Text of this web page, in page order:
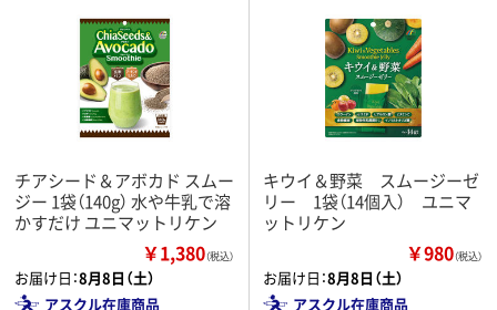
チアシード＆アボカド スムー
ジー 1袋（140g） 水や牛乳で溶
かすだけ ユニマットリケン
￥1,380（税込）
お届け日：8月8日（土）
アスクル在庫商品
キウイ＆野菜 スムージーゼ
リー 1袋（14個入） ユニマ
ットリケン
￥980（税込）
お届け日：8月8日（土）
アスクル在庫商品